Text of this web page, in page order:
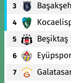
3
4
5 Beşiktaş
6
7